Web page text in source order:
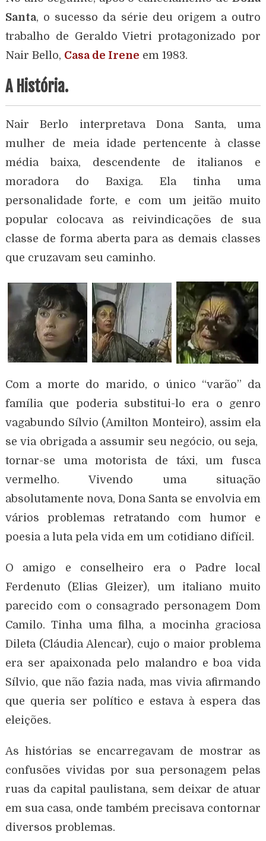
Santa, o sucesso da série deu origem a outro
trabalho de Geraldo Vietri protagonizado por
Nair Bello, Casa de Irene em 1983.
A História.
Nair Berlo interpretava Dona Santa, uma
mulher de meia idade pertencente à classe
média baixa, descendente de italianos e
moradora do Baxiga. Ela tinha uma
personalidade forte, e com um jeitão muito
popular colocava as reivindicações de sua
classe de forma aberta para as demais classes
que cruzavam seu caminho.
Com a morte do marido, o único “varão” da
família que poderia substitui-lo era o genro
vagabundo Sílvio (Amilton Monteiro), assim ela
se via obrigada a assumir seu negócio, ou seja,
tornar-se uma motorista de táxi, um fusca
vermelho. Vivendo uma situação
absolutamente nova, Dona Santa se envolvia em
vários problemas retratando com humor e
poesia a luta pela vida em um cotidiano difícil.
O amigo e conselheiro era o Padre local
Ferdenuto (Elias Gleizer), um italiano muito
parecido com o consagrado personagem Dom
Camilo. Tinha uma filha, a mocinha graciosa
Dileta (Cláudia Alencar), cujo o maior problema
era ser apaixonada pelo malandro e boa vida
Sílvio, que não fazia nada, mas vivia afirmando
que queria ser político e estava à espera das
eleições.
As histórias se encarregavam de mostrar as
confusões vividas por sua personagem pelas
ruas da capital paulistana, sem deixar de atuar
em sua casa, onde também precisava contornar
diversos problemas.